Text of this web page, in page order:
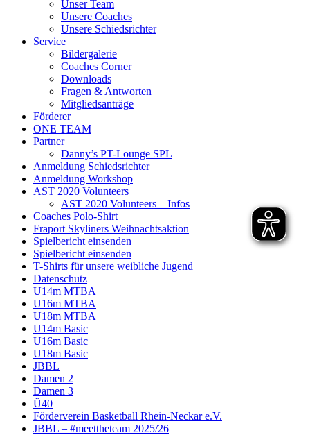
Unser Team
Unsere Coaches
Unsere Schiedsrichter
Service
Bildergalerie
Coaches Corner
Downloads
Fragen & Antworten
Mitgliedsanträge
Förderer
ONE TEAM
Partner
Danny’s PT-Lounge SPL
Anmeldung Schiedsrichter
Anmeldung Workshop
AST 2020 Volunteers
AST 2020 Volunteers – Infos
Coaches Polo-Shirt
Fraport Skyliners Weihnachtsaktion
Spielbericht einsenden
Spielbericht einsenden
T-Shirts für unsere weibliche Jugend
Datenschutz
U14m MTBA
U16m MTBA
U18m MTBA
U14m Basic
U16m Basic
U18m Basic
JBBL
Damen 2
Damen 3
Ü40
Förderverein Basketball Rhein-Neckar e.V.
JBBL – #meettheteam 2025/26